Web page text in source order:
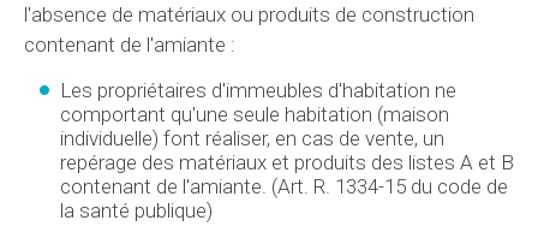
l'absence de matériaux ou produits de construction
contenant de l'amiante :
Les propriétaires d'immeubles d'habitation ne
comportant qu'une seule habitation (maison
individuelle) font réaliser, en cas de vente, un
repérage des matériaux et produits des listes A et B
contenant de l'amiante. (Art. R. 1334-15 du code de
la santé publique)